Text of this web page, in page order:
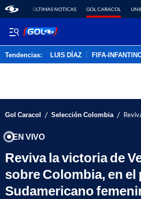
ÚLTIMAS NOTICAS GOL CARACOL
Tendencias: LUIS DÍAZ FIFA-
Gol Caracol / Selección Colombia /
EN VIVO
Reviva la victoria de
sobre Colombia, en el
Sudamericano